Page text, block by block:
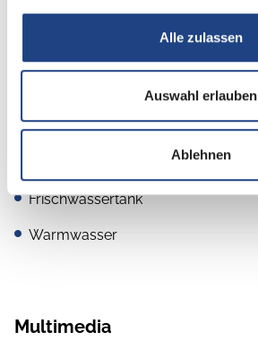
Alle zulassen
Auswahl erlauben
Ablehnen
Cassetten-Toilette
Frischwassertank
Warmwasser
Multimedia